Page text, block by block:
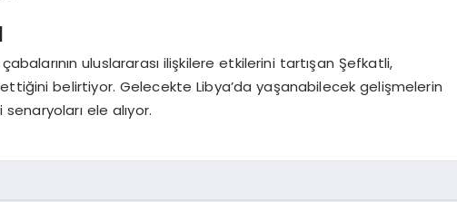
uluslararası ilişkilere etkilerini tartışan Şefkatli,
belirtiyor. Gelecekte Libya’da yaşanabilecek gelişmelerin
ele alıyor.